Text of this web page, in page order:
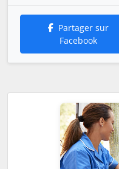
Partager sur
Facebook